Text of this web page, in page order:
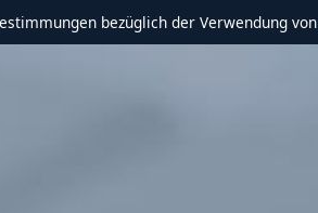
bezüglich der Verwendung von